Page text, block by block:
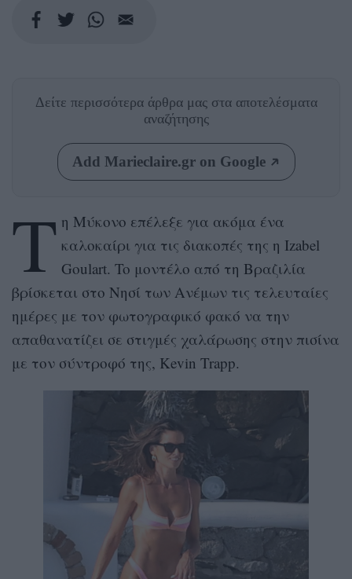
Δείτε περισσότερα άρθρα μας στα αποτελέσματα
αναζήτησης
Add Marieclaire.gr on Google
Τ η Μύκονο επέλεξε για ακόμα ένα
καλοκαίρι για τις διακοπές της η Izabel
Goulart. To μοντέλο από τη Βραζιλία
βρίσκεται στο Νησί των Ανέμων τις τελευταίες
ημέρες με τον φωτογραφικό φακό να την
απαθανατίζει σε στιγμές χαλάρωσης στην πισίνα
με τον σύντροφό της, Kevin Trapp.